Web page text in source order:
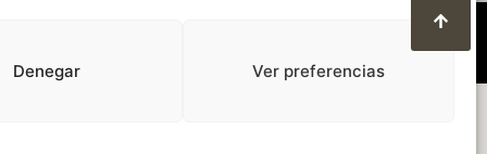
Denegar Ver preferencias